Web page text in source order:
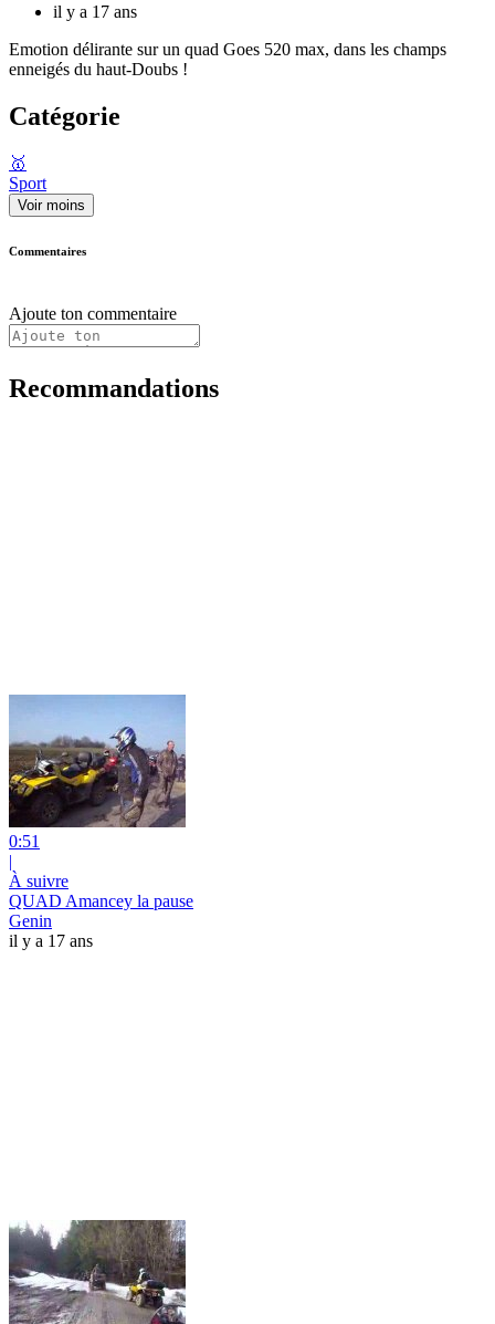
il y a 17 ans
Emotion délirante sur un quad Goes 520 max, dans les champs
enneigés du haut-Doubs !
Catégorie
🥇
Sport
Voir moins
Commentaires
Ajoute ton commentaire
Recommandations
0:51
|
À suivre
QUAD Amancey la pause
Genin
il y a 17 ans